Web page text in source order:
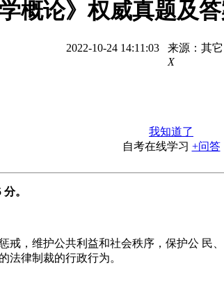
概论》权威真题及
2022-10-24 14:11:03 来源：其
X
我知道了
自考在线学习 +问答
。
，维护公共利益和社会秩序，保护公 民
法律制裁的行政行为。